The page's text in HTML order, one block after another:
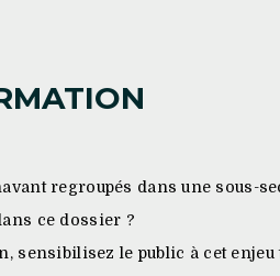
regroupés dans une sous-
ce dossier ?
sensibilisez le public à cet